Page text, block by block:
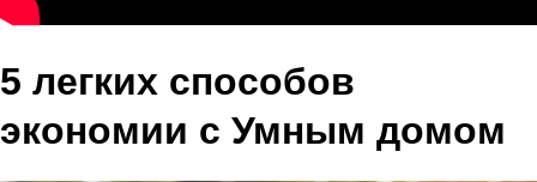
5 легких способов
экономии с Умным домом